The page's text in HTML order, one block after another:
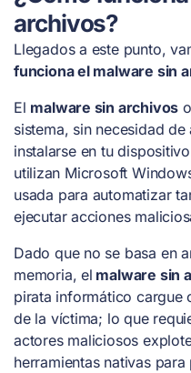
archivos?
Llegados a este punto,
funciona el malware sin
El malware sin archivos
sistema, sin necesidad
instalarse en tu
utilizan Microsoft
usada para automatizar
ejecutar acciones
Dado que no se basa en
memoria, el malware sin
pirata informático cargue
de la víctima; lo que
actores maliciosos
herramientas nativas